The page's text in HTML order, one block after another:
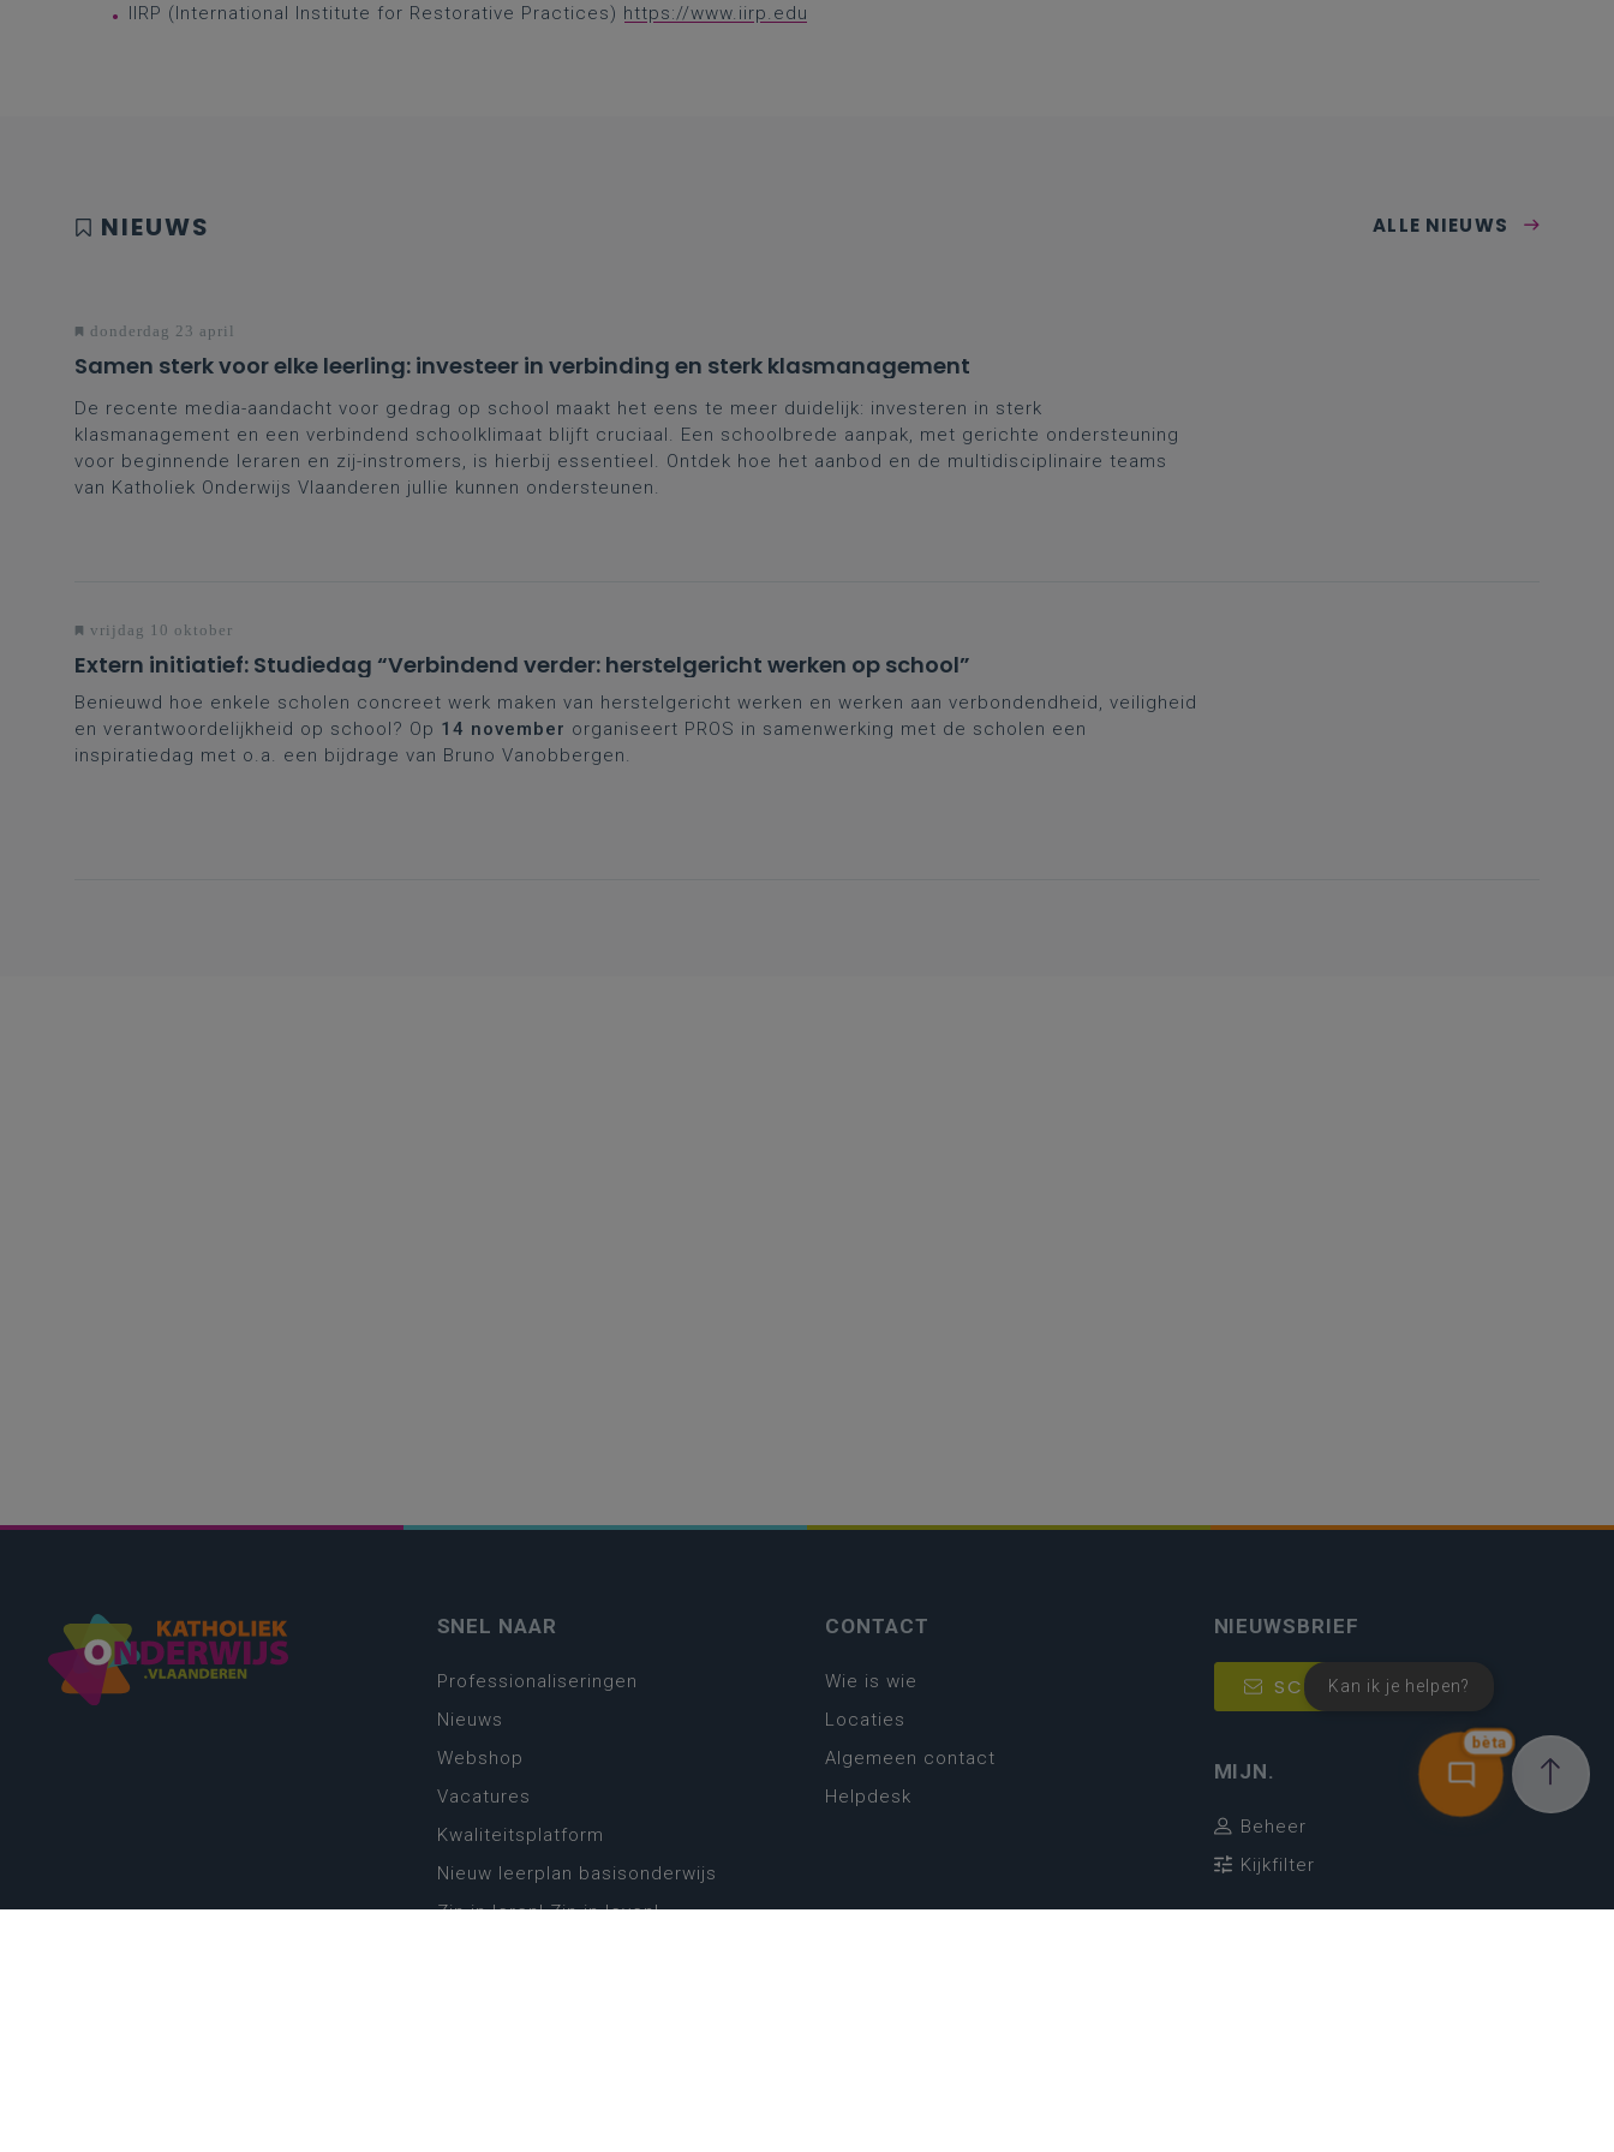
IIRP (International Institute for Restorative Practices) https://www.iirp.edu
NIEUWS ALLE NIEUWS
donderdag 23 april
Samen sterk voor elke leerling: investeer in verbinding en sterk klasmanagement
De recente media-aandacht voor gedrag op school maakt het eens te meer duidelijk: investeren in sterk
klasmanagement en een verbindend schoolklimaat blijft cruciaal. Een schoolbrede aanpak, met gerichte ondersteuning
voor beginnende leraren en zij-instromers, is hierbij essentieel. Ontdek hoe het aanbod en de multidisciplinaire teams
van Katholiek Onderwijs Vlaanderen jullie kunnen ondersteunen.
vrijdag 10 oktober
Extern initiatief: Studiedag “Verbindend verder: herstelgericht werken op school”
Benieuwd hoe enkele scholen concreet werk maken van herstelgericht werken en werken aan verbondendheid, veiligheid
en verantwoordelijkheid op school? Op 14 november organiseert PROS in samenwerking met de scholen een
inspiratiedag met o.a. een bijdrage van Bruno Vanobbergen.
bèta
Kan ik je helpen?
SNEL NAAR
Professionaliseringen
Nieuws
Webshop
Vacatures
Kwaliteitsplatform
Nieuw leerplan basisonderwijs
Zin in leren! Zin in leven!
CONTACT
Wie is wie
Locaties
Algemeen contact
Helpdesk
NIEUWSBRIEF
SCHRIJF IN
MIJN.
Beheer
Kijkfilter